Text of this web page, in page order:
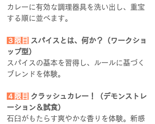
カレーに有効な調理器具を洗い出し、重宝
する順に並べます。
３限目
スパイスとは、何か？（ワークショ
ップ型）
スパイスの基本を習得し、ルールに基づく
ブレンドを体験。
４限目 クラッシュカレー！（デモンストレ
ーション＆試食）
石臼がもたらす爽やかな香りを体験。新感